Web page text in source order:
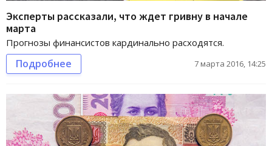
Эксперты рассказали, что ждет гривну в начале
марта
Прогнозы финансистов кардинально расходятся.
Подробнее 7 марта 2016, 14:25